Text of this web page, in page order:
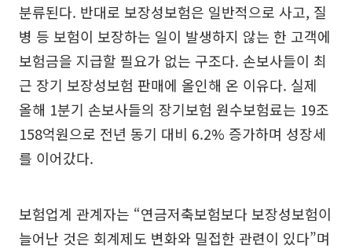
분류된다. 반대로 보장성보험은 일반적으로 사고, 질
병 등 보험이 보장하는 일이 발생하지 않는 한 고객에
보험금을 지급할 필요가 없는 구조다. 손보사들이 최
근 장기 보장성보험 판매에 올인해 온 이유다. 실제
올해 1분기 손보사들의 장기보험 원수보험료는 19조
158억원으로 전년 동기 대비 6.2% 증가하며 성장세
를 이어갔다.
보험업계 관계자는 “연금저축보험보다 보장성보험이
늘어난 것은 회계제도 변화와 밀접한 관련이 있다”며